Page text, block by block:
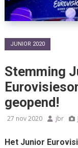
JUNIOR 2020
Stemming
geopend!
27 nov 2020 jbr
Het Junior